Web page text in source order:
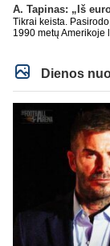
Tikrai keista.
1990 metų
kovoje, dar ir
dažniausiai teisingus
net tokie talentai
aukštesnio lygio
Dienos